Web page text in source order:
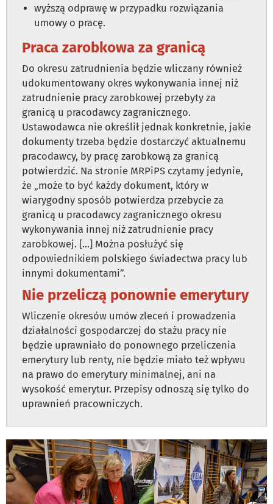
wyższą odprawę w przypadku rozwiązania
umowy o pracę.
Praca zarobkowa za granicą
Do okresu zatrudnienia będzie wliczany również
udokumentowany okres wykonywania innej niż
zatrudnienie pracy zarobkowej przebyty za
granicą u pracodawcy zagranicznego.
Ustawodawca nie określił jednak konkretnie, jakie
dokumenty trzeba będzie dostarczyć aktualnemu
pracodawcy, by pracę zarobkową za granicą
potwierdzić. Na stronie MRPiPS czytamy jedynie,
że „może to być każdy dokument, który w
wiarygodny sposób potwierdza przebycie za
granicą u pracodawcy zagranicznego okresu
wykonywania innej niż zatrudnienie pracy
zarobkowej. [...] Można posłużyć się
odpowiednikiem polskiego świadectwa pracy lub
innymi dokumentami”.
Nie przeliczą ponownie emerytury
Wliczenie okresów umów zleceń i prowadzenia
działalności gospodarczej do stażu pracy nie
będzie uprawniało do ponownego przeliczenia
emerytury lub renty, nie będzie miało też wpływu
na prawo do emerytury minimalnej, ani na
wysokość emerytur. Przepisy odnoszą się tylko do
uprawnień pracowniczych.